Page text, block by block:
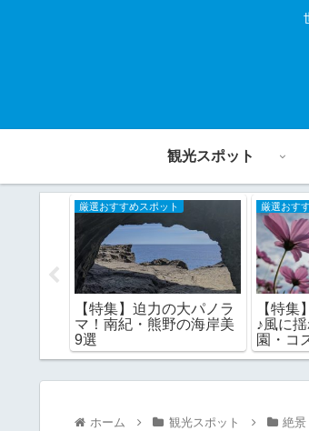
観光スポット
厳選おすすめスポット
【特集】迫力の大パノラ
マ！南紀・熊野の海岸美
9選
厳選おす
【特集
♪風に
園・コ
ホーム 観光スポット 絶景